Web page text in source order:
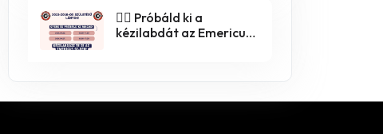
🤾‍♀️ Próbáld ki a
kézilabdát az Emericus